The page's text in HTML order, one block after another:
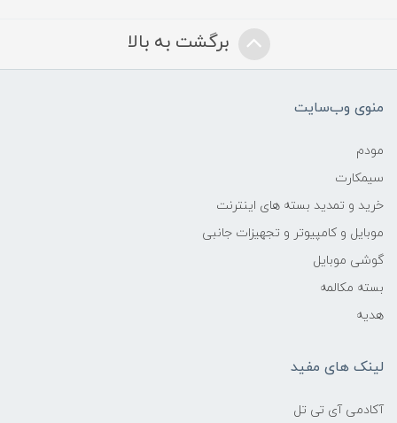
برگشت به بالا
منوی وب‌سایت
مودم
سیمکارت
خرید و تمدید بسته های اینترنت
موبایل و کامپیوتر و تجهیزات جانبی
گوشی موبایل
بسته مکالمه
هدیه
لینک های مفید
آکادمی آی تی تل